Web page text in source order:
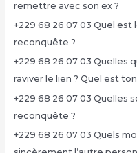
remettre avec son ex ?
+229 68 26 07 03 Quel
reconquête ?
+229 68 26 07 03 Quelles
raviver le lien ? Quel est
+229 68 26 07 03 Quelles
reconquête ?
+229 68 26 07 03 Quels